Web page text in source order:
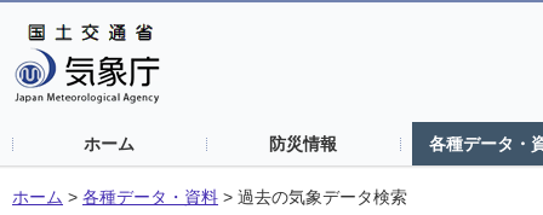
ホーム 防災情報 各種データ・
ホーム > 各種データ・資料 > 過去の気象データ検索